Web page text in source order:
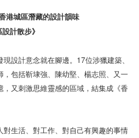
港城區潛藏的設計韻味
設計散步》
設計意念就在腳邊。17位涉獵建築、
包括靳埭強、陳幼堅、楊志照、又一
又刺激思維靈感的區域，結集成《香
生活、對工作、對自己有興趣的事情